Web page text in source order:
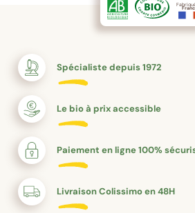
Spécialiste depuis 1972
Le bio à prix accessible
Paiement en ligne 100%
Livraison Colissimo en 48H